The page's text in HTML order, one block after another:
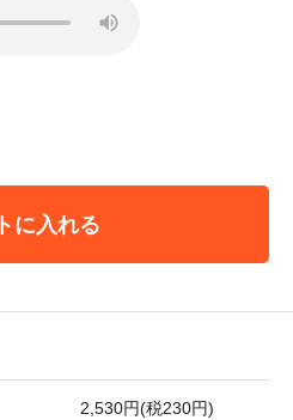
に入れる
2,530円(税230円)